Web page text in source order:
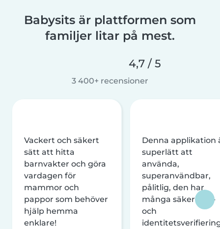
Babysits är plattformen som
familjer litar på mest.
4,7 / 5
3 400+ recensioner
Vackert och säkert
sätt att hitta
barnvakter och göra
vardagen för
mammor och
pappor som behöver
hjälp hemma
enklare!
Denna applikation
superlätt att
använda,
superanvändbar,
pålitlig, den har
många säkerhets-
och